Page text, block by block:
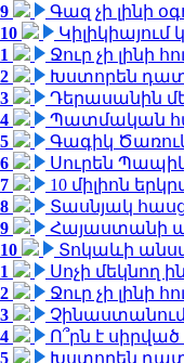
9
Գազ չի լինի
10
1
Ջուր չի լինի
2
Խստորեն
3
Դերասանին
4
Պատմական
5
Գագիկ
6
Սուրեն
7
10 միլիոն
8
Տասնյակ
9
Հայաստանի
10
Տոկաևի
1
Սոչի մեկնող
2
Ջուր չի լինի
3
4
Ո՞րն է
5
Խստորեն